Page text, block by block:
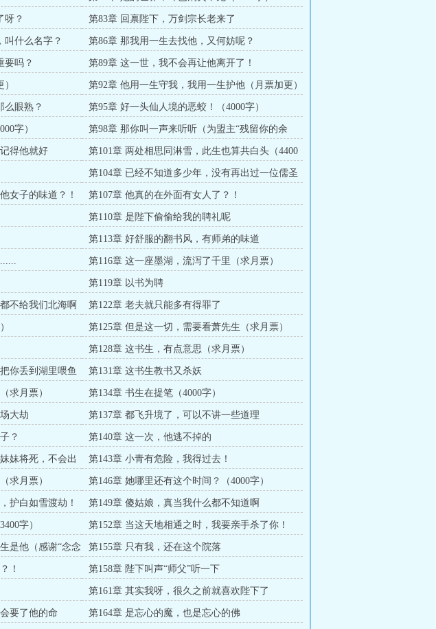
呀？ 第83章 回禀陛下，万剑宗长老来了
叫什么名字？ 第86章 那我用一生去找他，又何妨呢？
要吗？ 第89章 这一世，我不会再让他离开了！
第92章 他用一生守我，我用一生护他（月票加更）
么眼熟？ 第95章 好一头仙人境的恶蛟！（4000字）
字）
第98章 那你叫一声来听听（为盟主“残留你的余
温”加更）
得他就好
第101章 两处相思同淋雪，此生也算共白头（4400
字）
第104章 已经不知道多少年，没有再出过一位儒圣
了
女子的味道？！ 第107章 他真的在外面有女人了？！
第110章 是陛下偷偷给我的聘礼呢
第113章 好舒服的翻书风，有师弟的味道
第116章 这一座墨湖，流泻了千里（求月票）
第119章 以书为聘
不给我们北海啊
第122章 老夫就只能多有得罪了
第125章 但是这一切，需要看萧先生（求月票）
第128章 这书生，有点意思（求月票）
你丢到湖里喂鱼 第131章 这书生教书又杀妖
求月票） 第134章 书生在提笔（4000字）
大劫 第137章 都飞升境了，可以不讲一些道理
？ 第140章 这一次，他逃不掉的
妹将死，不会出
第143章 小青有危险，我得过去！
求月票） 第146章 她哪里还有这个时间？（4000字）
护白如雪渡劫！
第149章 傻姑娘，真当我什么都不知道啊
字） 第152章 当这天地相通之时，我要亲手杀了你！
是他（感谢“念念
第155章 只有我，还在这个院落
！ 第158章 陛下叫声“师父”听一下
第161章 其实我呀，很久之前就喜欢陛下了
要了他的命 第164章 是忘心的魔，也是忘心的佛